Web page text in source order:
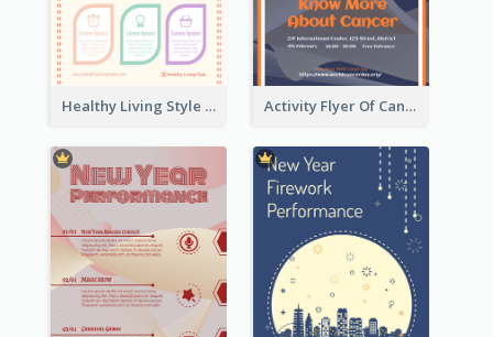
Healthy Living Style Flyer In Warm Colour Tone Activity Flyer Of Cancer Talk In Dark Colour Tone